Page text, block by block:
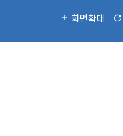
화면확대